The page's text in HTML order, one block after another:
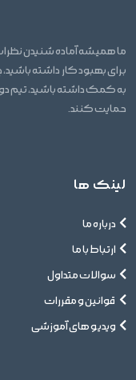
ما همیشه آماده شنیدن
برای بهبود کار داشته
به کمک داشته باشید، تیم
حمایت کنند.
لینک ها
درباره ما
ارتباط با ما
سوالات متداول
قوانین و مقررات
ویدیو های آموزشی